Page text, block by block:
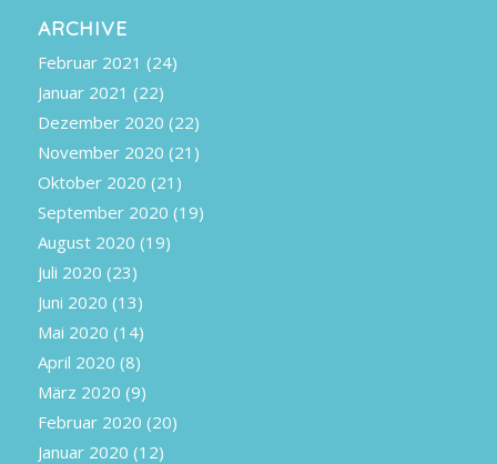
ARCHIVE
Februar 2021 (24)
Januar 2021 (22)
Dezember 2020 (22)
November 2020 (21)
Oktober 2020 (21)
September 2020 (19)
August 2020 (19)
Juli 2020 (23)
Juni 2020 (13)
Mai 2020 (14)
April 2020 (8)
März 2020 (9)
Februar 2020 (20)
Januar 2020 (12)